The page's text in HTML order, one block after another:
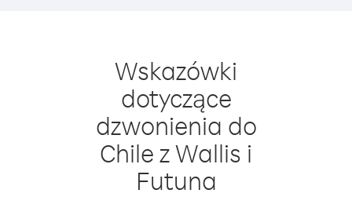
Wskazówki
dotyczące
dzwonienia do
Chile z Wallis i
Futuna